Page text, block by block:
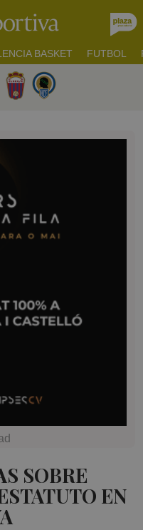
BASKET FUTBOL
SOBRE
EN